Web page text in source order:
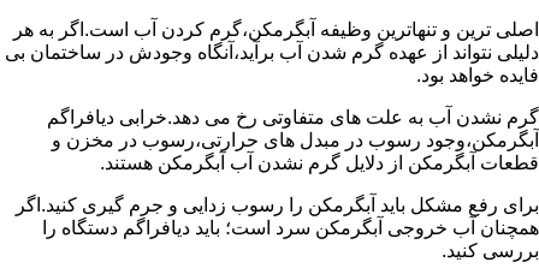
اصلی ترین و تنهاترین وظیفه آبگرمکن،گرم کردن آب است.اگر به هر
دلیلی نتواند از عهده گرم شدن آب برآید،آنگاه وجودش در ساختمان بی
فایده خواهد بود.
گرم نشدن آب به علت های متفاوتی رخ می دهد.خرابی دیافراگم
آبگرمکن،وجود رسوب در مبدل های حرارتی،رسوب در مخزن و
قطعات آبگرمکن از دلایل گرم نشدن آب آبگرمکن هستند.
برای رفع مشکل باید آبگرمکن را رسوب زدایی و جرم گیری کنید.اگر
همچنان آب خروجی آبگرمکن سرد است؛ باید دیافراگم دستگاه را
بررسی کنید.